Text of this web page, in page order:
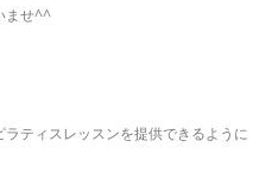
ませ^^
ティスレッスンを提供できるように